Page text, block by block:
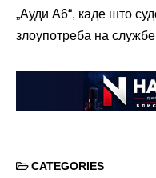
„Ауди А6“, каде што
злоупотреба на
CATEGORIES